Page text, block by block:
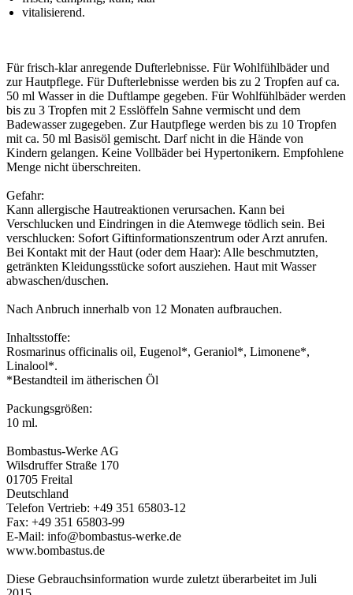
vitalisierend.
Für frisch-klar anregende Dufterlebnisse. Für Wohlfühlbäder und
zur Hautpflege. Für Dufterlebnisse werden bis zu 2 Tropfen auf ca.
50 ml Wasser in die Duftlampe gegeben. Für Wohlfühlbäder werden
bis zu 3 Tropfen mit 2 Esslöffeln Sahne vermischt und dem
Badewasser zugegeben. Zur Hautpflege werden bis zu 10 Tropfen
mit ca. 50 ml Basisöl gemischt. Darf nicht in die Hände von
Kindern gelangen. Keine Vollbäder bei Hypertonikern. Empfohlene
Menge nicht überschreiten.
Gefahr:
Kann allergische Hautreaktionen verursachen. Kann bei
Verschlucken und Eindringen in die Atemwege tödlich sein. Bei
verschlucken: Sofort Giftinformationszentrum oder Arzt anrufen.
Bei Kontakt mit der Haut (oder dem Haar): Alle beschmutzten,
getränkten Kleidungsstücke sofort ausziehen. Haut mit Wasser
abwaschen/duschen.
Nach Anbruch innerhalb von 12 Monaten aufbrauchen.
Inhaltsstoffe:
Rosmarinus officinalis oil, Eugenol*, Geraniol*, Limonene*,
Linalool*.
*Bestandteil im ätherischen Öl
Packungsgrößen:
10 ml.
Bombastus-Werke AG
Wilsdruffer Straße 170
01705 Freital
Deutschland
Telefon Vertrieb: +49 351 65803-12
Fax: +49 351 65803-99
E-Mail: info@bombastus-werke.de
www.bombastus.de
Diese Gebrauchsinformation wurde zuletzt überarbeitet im Juli